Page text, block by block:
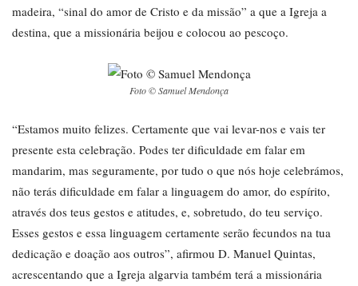
madeira, “sinal do amor de Cristo e da missão” a que a Igreja a
destina, que a missionária beijou e colocou ao pescoço.
Foto © Samuel Mendonça
“Estamos muito felizes. Certamente que vai levar-nos e vais ter
presente esta celebração. Podes ter dificuldade em falar em
mandarim, mas seguramente, por tudo o que nós hoje celebrámos,
não terás dificuldade em falar a linguagem do amor, do espírito,
através dos teus gestos e atitudes, e, sobretudo, do teu serviço.
Esses gestos e essa linguagem certamente serão fecundos na tua
dedicação e doação aos outros”, afirmou D. Manuel Quintas,
acrescentando que a Igreja algarvia também terá a missionária